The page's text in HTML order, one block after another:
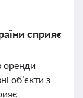
сприяє
оренди
об’єкти з